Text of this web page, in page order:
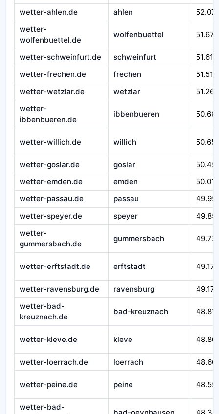
wetter-ahlen.de ahlen
wetter-
wolfenbuettel.de
wolfenbuettel 51.670
wetter-schweinfurt.de schweinfurt
51.610
wetter-frechen.de
frechen
51.510
wetter-wetzlar.de
wetzlar
51.262
wetter-
ibbenbueren.de
ibbenbueren
wetter-willich.de willich
wetter-goslar.de goslar
wetter-emden.de
emden
50.016
wetter-passau.de
passau
wetter-speyer.de
speyer
wetter-
gummersbach.de
gummersbach
wetter-erftstadt.de erftstadt 49.179
wetter-ravensburg.de ravensburg
49.172
wetter-bad-
kreuznach.de
bad-kreuznach
wetter-kleve.de kleve
wetter-loerrach.de loerrach 48.601
wetter-peine.de peine
wetter-bad-